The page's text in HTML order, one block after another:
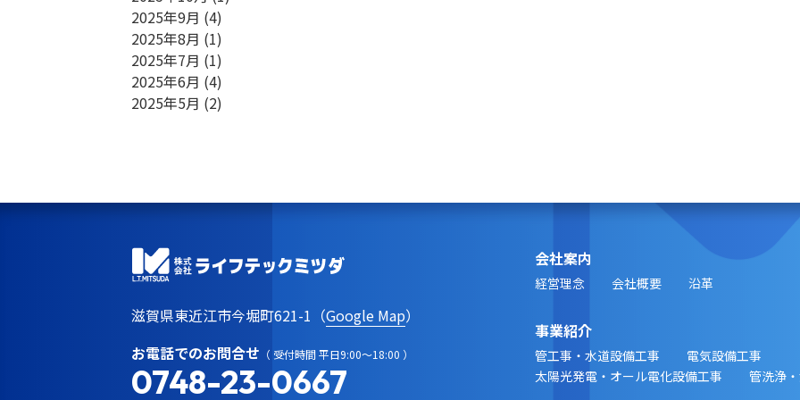
2025年9月 (4)
2025年8月 (1)
2025年7月 (1)
2025年6月 (4)
2025年5月 (2)
滋賀県東近江市今堀町621-1（Google Map）
お電話でのお問合せ （ 受付時間 平日9:00～18:00 ）
0748-23-0667
会社案内
経営理念 会社概要 沿革
事業紹介
管工事・水道設備工事
電気設備工事
太陽光発電・オール電化設備工事
管洗浄